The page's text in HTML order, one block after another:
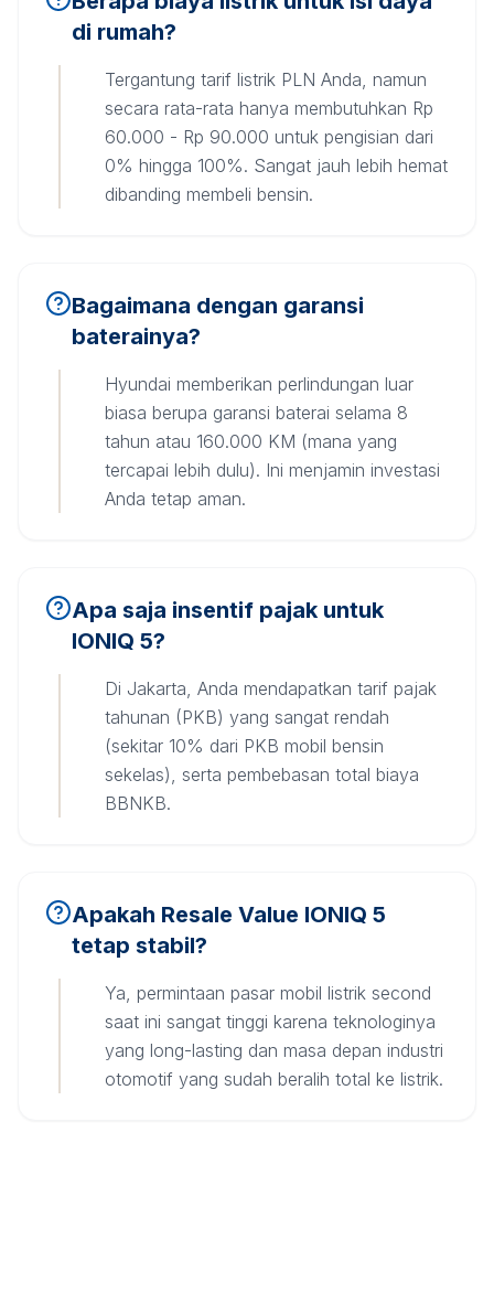
di rumah?
Tergantung tarif listrik PLN Anda, namun
secara rata-rata hanya membutuhkan Rp
60.000 - Rp 90.000 untuk pengisian dari
0% hingga 100%. Sangat jauh lebih hemat
dibanding membeli bensin.
Bagaimana dengan garansi
baterainya?
Hyundai memberikan perlindungan luar
biasa berupa garansi baterai selama 8
tahun atau 160.000 KM (mana yang
tercapai lebih dulu). Ini menjamin investasi
Anda tetap aman.
Apa saja insentif pajak untuk
IONIQ 5?
Di Jakarta, Anda mendapatkan tarif pajak
tahunan (PKB) yang sangat rendah
(sekitar 10% dari PKB mobil bensin
sekelas), serta pembebasan total biaya
BBNKB.
Apakah Resale Value IONIQ 5
tetap stabil?
Ya, permintaan pasar mobil listrik second
saat ini sangat tinggi karena teknologinya
yang long-lasting dan masa depan industri
otomotif yang sudah beralih total ke listrik.